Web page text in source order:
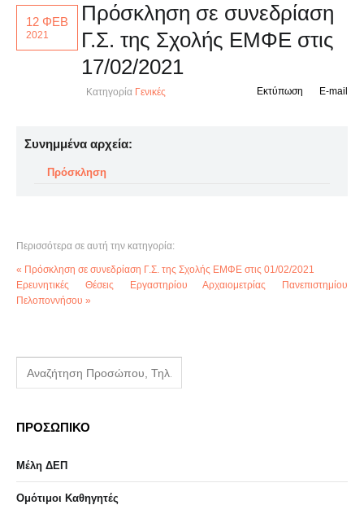
12 ΦΕΒ
2021
Πρόσκληση σε συνεδρίαση
Γ.Σ. της Σχολής ΕΜΦΕ στις
17/02/2021
Κατηγορία Γενικές E-mail
Εκτύπωση
Συνημμένα αρχεία:
Πρόσκληση
Περισσότερα σε αυτή την κατηγορία:
« Πρόσκληση σε συνεδρίαση Γ.Σ. της Σχολής ΕΜΦΕ στις 01/02/2021
Ερευνητικές Θέσεις Εργαστηρίου Αρχαιομετρίας Πανεπιστημίου
Πελοποννήσου »
ΠΡΟΣΩΠΙΚΟ
Μέλη ΔΕΠ
Ομότιμοι Καθηγητές